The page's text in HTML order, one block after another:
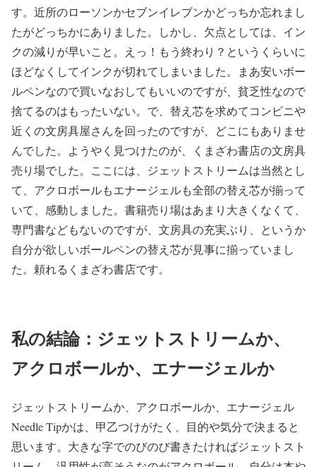
す。近所のローソンかセブンイレブンかどっちか忘れまし
たがどっちかにありました。しかし、欠点としては、イン
クの減りが早いこと。えっ！もう終わり？というくらいに
ほどなくしてインクが切れてしまいました。まあ安いボー
ルペンなので買いなおしてもいいのですが、貧乏性なので
捨てるのはもったいない。で、替え芯を求めてコンビニや
近くの文房具屋さんを回ったのですが、どこにもありませ
んでした。ようやく見つけたのが、くまざわ書店の文房具
売り場でした。ここには、ジェットストリームは当然とし
て、アクロボールもエナージェルも全部の替え芯が揃って
いて、感動しました。書籍売り場はあまり大きくなくて、
専門書などもないのですが、文房具の充実ぶり、というか
自分が欲しいボールペンの替え芯が見事に揃っていまし
た。頼れるくまざわ書店です。
私の結論：ジェットストリームか、
アクロボールか、エナージェルか
ジェットストリームか、アクロボールか、エナージェル
Needle Tipかは、甲乙つけがたく、目的や気分で決まると
思います。大きな字でのびのび書きたければジェットスト